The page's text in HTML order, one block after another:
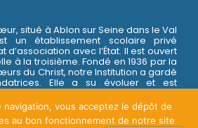
situé à Ablon sur Seine dans le Val
un établissement scolaire privé
avec l’État. Il est ouvert
à la troisième. Fondé en 1936 par la
du Christ, notre Institution a gardé
Elle a su évoluer et est
la vie et l’avenir.
du Cours du Sacré Coeur
navigation, vous acceptez le dépôt de
au bon fonctionnement de notre site